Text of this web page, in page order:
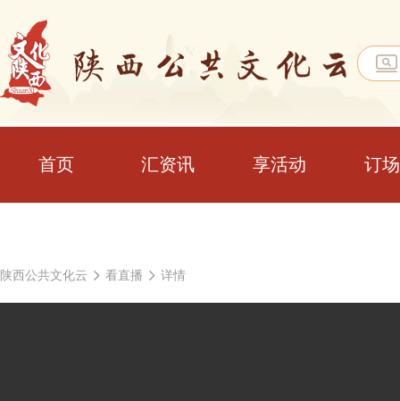
首页 汇资讯 享活动 订
陕西公共文化云 看直播 详情